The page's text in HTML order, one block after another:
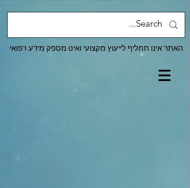
האתר אינו תחליף לייעוץ מקצועי ואינו מספק מידע רפואי